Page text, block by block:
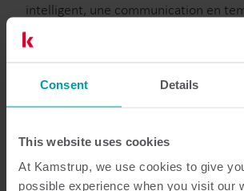
Consent Details
This website uses cookies
At Kamstrup, we use cookies to give
possible experience when you visit our
intelligent, une communication en
et des débits de données élevés sont
flexibilité à tous les échelons de leurs
de tirer le meilleur parti de leurs
besoins futurs.
NB-IoT constitue de ce fait un outil